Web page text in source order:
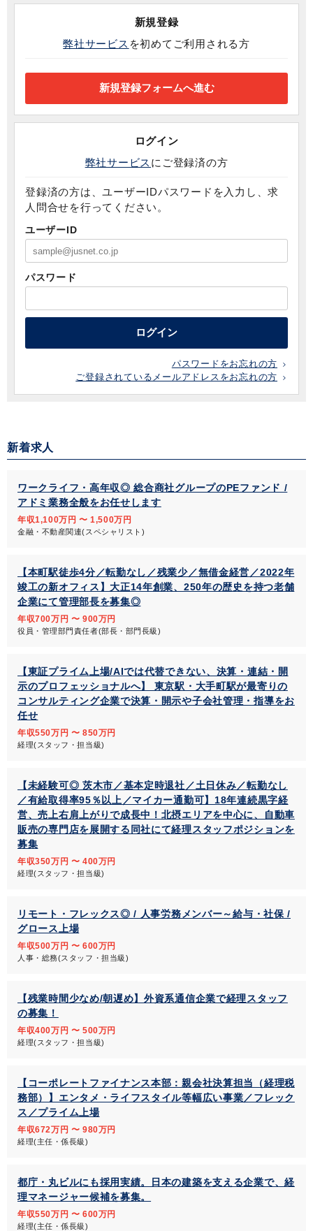
新規登録
弊社サービス を初めてご利用される方
ログイン
弊社サービス にご登録済の方
登録済の方は、ユーザーIDパスワードを入力し、求
人問合せを行ってください。
ユーザーID
パスワード
ログイン
パスワードをお忘れの方
ご登録されているメールアドレスをお忘れの方
新着求人
ワークライフ・高年収◎ 総合商社グループのPEファンド /
アドミ業務全般をお任せします
年収1,100万円 〜 1,500万円
金融・不動産関連(スペシャリスト)
【本町駅徒歩4分／転勤なし／残業少／無借金経営／2022年
竣工の新オフィス】大正14年創業、250年の歴史を持つ老舗
企業にて管理部長を募集◎
年収700万円 〜 900万円
役員・管理部門責任者(部長・部門長級)
【東証プライム上場/AIでは代替できない、決算・連結・開
示のプロフェッショナルへ】 東京駅・大手町駅が最寄りの
コンサルティング企業で決算・開示や子会社管理・指導をお
任せ
年収550万円 〜 850万円
経理(スタッフ・担当級)
【未経験可◎ 茨木市／基本定時退社／土日休み／転勤なし
／有給取得率95％以上／マイカー通勤可】18年連続黒字経
営、売上右肩上がりで成長中！北摂エリアを中心に、自動車
販売の専門店を展開する同社にて経理スタッフポジションを
募集
年収350万円 〜 400万円
経理(スタッフ・担当級)
リモート・フレックス◎ / 人事労務メンバー～給与・社保 /
グロース上場
年収500万円 〜 600万円
人事・総務(スタッフ・担当級)
【残業時間少なめ/朝遅め】外資系通信企業で経理スタッフ
の募集！
年収400万円 〜 500万円
経理(スタッフ・担当級)
【コーポレートファイナンス本部：親会社決算担当（経理税
務部）】エンタメ・ライフスタイル等幅広い事業／フレック
ス／プライム上場
年収672万円 〜 980万円
経理(主任・係長級)
都庁・丸ビルにも採用実績。日本の建築を支える企業で、経
理マネージャー候補を募集。
年収550万円 〜 600万円
経理(主任・係長級)